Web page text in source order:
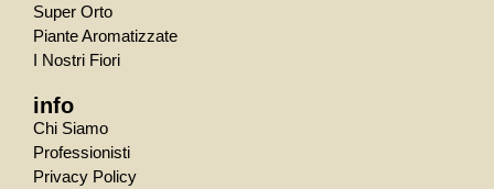
Super Orto
Piante Aromatizzate
I Nostri Fiori
info
Chi Siamo
Professionisti
Privacy Policy